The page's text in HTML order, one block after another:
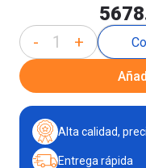
- +
Alta calidad,
Entrega rápida